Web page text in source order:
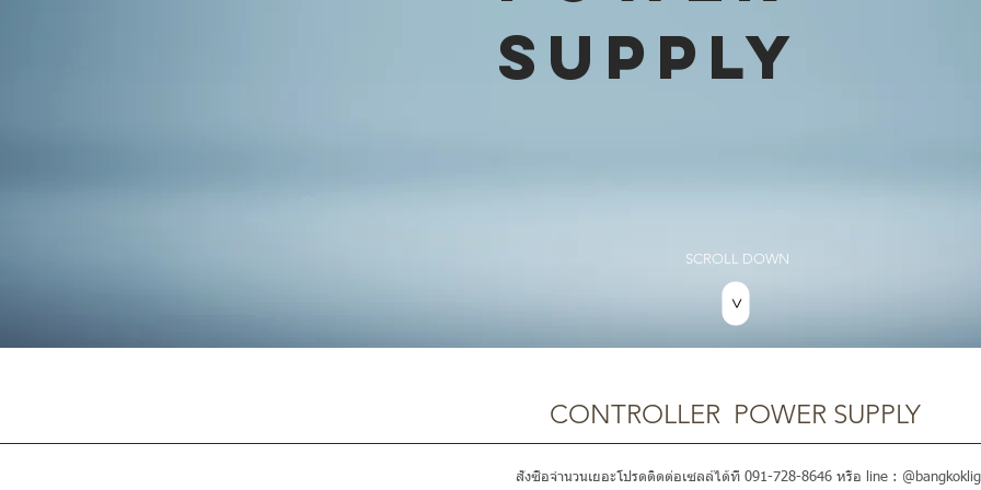
SCROLL DOWN
>
SUPPLY
CONTROLLER POWER SUPPLY
สั่งซื้อจำนวนเยอะโปรดติดต่อเซลล์ได้ที่ 091-728-8646 หรือ line :